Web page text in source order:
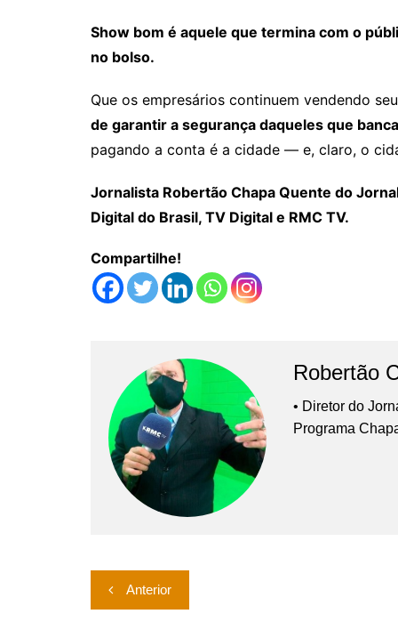
Show bom é aquele que termina com o
no bolso.
Que os empresários continuem vendendo
de garantir a segurança daqueles que
pagando a conta é a cidade — e, claro, o
Jornalista Robertão Chapa Quente do
Digital do Brasil, TV Digital e RMC TV.
Compartilhe!
Robertão
• Diretor do
Programa
Navegação
de
Anterior